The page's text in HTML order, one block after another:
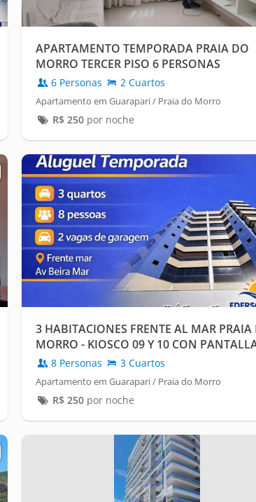
APARTAMENTO TEMPORADA PRAIA DO
MORRO TERCER PISO 6 PERSONAS
6 Personas 2 Cuartos
Apartamento em Guarapari / Praia do Morro
R$ 250por noche
3 HABITACIONES FRENTE AL MAR PRAIA
MORRO - KIOSCO 09 Y 10 CON
8 Personas 3 Cuartos
Apartamento em Guarapari / Praia do Morro
R$ 250por noche